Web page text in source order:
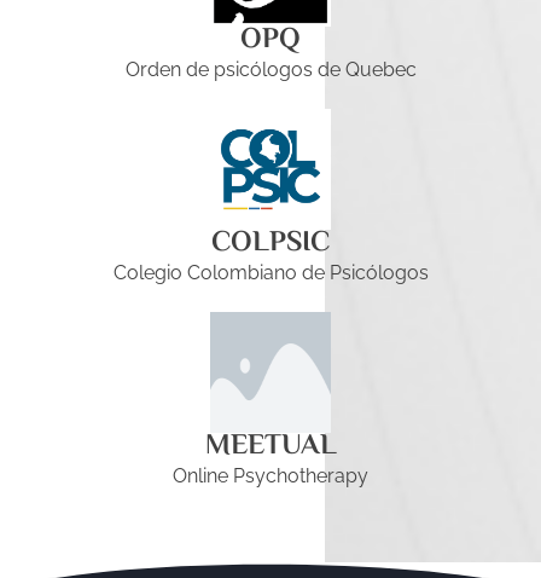
OPQ
Orden de psicólogos de Quebec
COLPSIC
Colegio Colombiano de Psicólogos
MEETUAL
Online Psychotherapy